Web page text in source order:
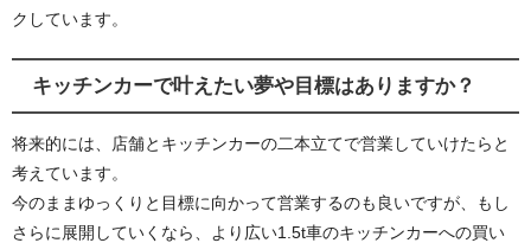
クしています。
キッチンカーで叶えたい夢や目標はありますか？
将来的には、店舗とキッチンカーの二本立てで営業していけたらと
考えています。
今のままゆっくりと目標に向かって営業するのも良いですが、もし
さらに展開していくなら、より広い1.5t車のキッチンカーへの買い